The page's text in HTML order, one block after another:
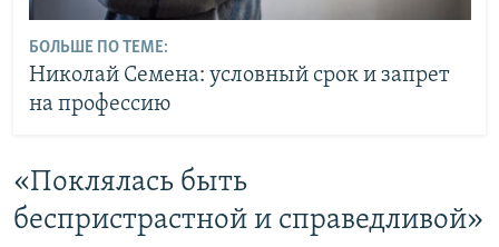
БОЛЬШЕ ПО ТЕМЕ:
Николай Семена: условный срок и запрет
на профессию
«Поклялась быть
беспристрастной и справедливой»